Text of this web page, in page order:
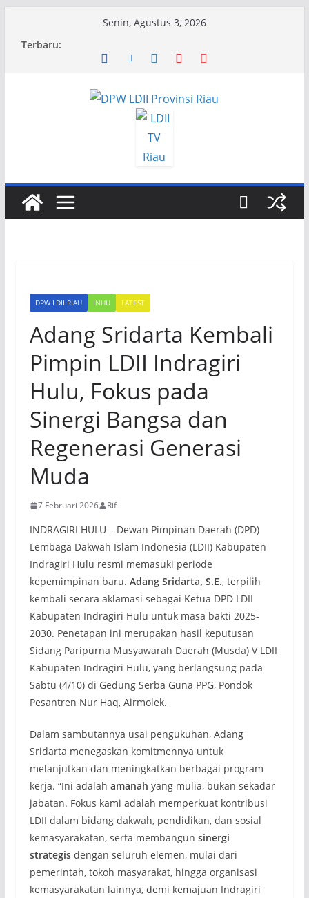
Senin, Agustus 3, 2026
Terbaru:
DPW LDII RIAU INHU LATEST
Adang Sridarta Kembali
Pimpin LDII Indragiri
Hulu, Fokus pada
Sinergi Bangsa dan
Regenerasi Generasi
Muda
7 Februari 2026 Rif
INDRAGIRI HULU – Dewan Pimpinan Daerah (DPD)
Lembaga Dakwah Islam Indonesia (LDII) Kabupaten
Indragiri Hulu resmi memasuki periode
kepemimpinan baru. Adang Sridarta, S.E., terpilih
kembali secara aklamasi sebagai Ketua DPD LDII
Kabupaten Indragiri Hulu untuk masa bakti 2025-
2030. Penetapan ini merupakan hasil keputusan
Sidang Paripurna Musyawarah Daerah (Musda) V LDII
Kabupaten Indragiri Hulu, yang berlangsung pada
Sabtu (4/10) di Gedung Serba Guna PPG, Pondok
Pesantren Nur Haq, Airmolek.
Dalam sambutannya usai pengukuhan, Adang
Sridarta menegaskan komitmennya untuk
melanjutkan dan meningkatkan berbagai program
kerja. “Ini adalah amanah yang mulia, bukan sekadar
jabatan. Fokus kami adalah memperkuat kontribusi
LDII dalam bidang dakwah, pendidikan, dan sosial
kemasyarakatan, serta membangun sinergi
strategisdengan seluruh elemen, mulai dari
pemerintah, tokoh masyarakat, hingga organisasi
kemasyarakatan lainnya, demi kemajuan Indragiri